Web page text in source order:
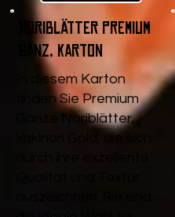
Noriblätter Premium
Ganz, Karton
In diesem Karton
finden Sie Premium
Ganze Noriblätter,
Yakinori Gold, die sich